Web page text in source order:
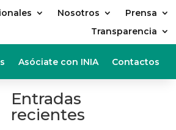
Nosotros
Prensa
Transparencia
Asóciate con INIA Contactos
Buscar
Entradas
recientes